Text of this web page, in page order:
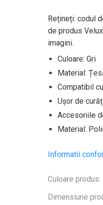
Rețineți: codul
de produs
imagini.
Culoare: Gri
Material:
Compatibil
Ușor de
Accesoriile
Material:
Informatii
Culoare produs:
Dimensiune